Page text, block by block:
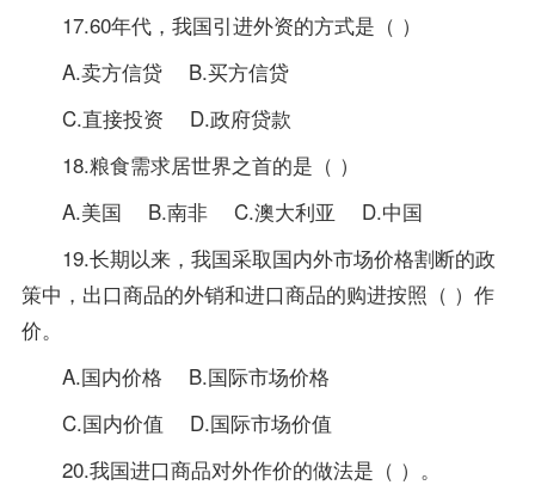
17.60年代，我国引进外资的方式是（ ）
A.卖方信贷 B.买方信贷
C.直接投资 D.政府贷款
18.粮食需求居世界之首的是（ ）
A.美国 B.南非 C.澳大利亚 D.中国
19.长期以来，我国采取国内外市场价格割断的政
策中，出口商品的外销和进口商品的购进按照（ ）作
价。
A.国内价格 B.国际市场价格
C.国内价值 D.国际市场价值
20.我国进口商品对外作价的做法是（ ）。